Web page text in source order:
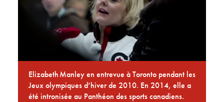
Elizabeth Manley en entrevue à Toronto pendant les
Jeux olympiques d’hiver de 2010. En 2014, elle a
été intronisée au Panthéon des sports canadiens.